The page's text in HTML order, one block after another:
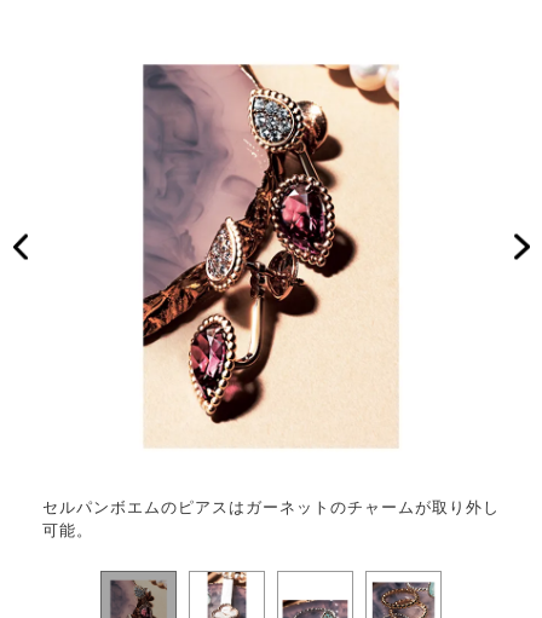
セルパンボエムのピアスはガーネットのチャームが取り外し
可能。